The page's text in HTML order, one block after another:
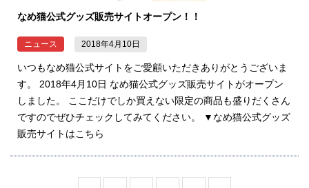
なめ猫公式グッズ販売サイトオープン！！
ニュース 2018年4月10日
いつもなめ猫公式サイトをご愛顧いただきありがとうございま
す。 2018年4月10日 なめ猫公式グッズ販売サイトがオープン
しました。 ここだけでしか買えない限定の商品も盛りだくさん
ですのでぜひチェックしてみてください。 ▼なめ猫公式グッズ
販売サイトはこちら